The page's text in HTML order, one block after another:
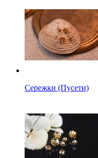
Сережки (Пусети)